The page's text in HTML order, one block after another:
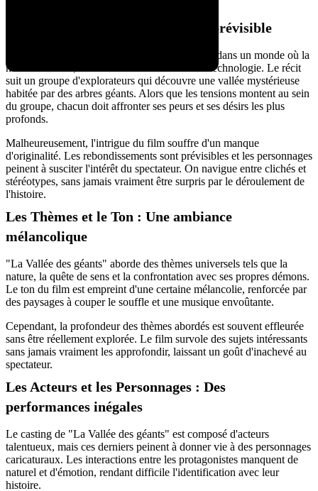
L'Intrigue : Un récit simple mais prévisible
Le film "La Vallée des géants" nous transporte dans un monde où la
nature est reine, loin de l'urbanisation et de la technologie. Le récit
suit un groupe d'explorateurs qui découvre une vallée mystérieuse
habitée par des arbres géants. Alors que les tensions montent au sein
du groupe, chacun doit affronter ses peurs et ses désirs les plus
profonds.
Malheureusement, l'intrigue du film souffre d'un manque
d'originalité. Les rebondissements sont prévisibles et les personnages
peinent à susciter l'intérêt du spectateur. On navigue entre clichés et
stéréotypes, sans jamais vraiment être surpris par le déroulement de
l'histoire.
Les Thèmes et le Ton : Une ambiance
mélancolique
"La Vallée des géants" aborde des thèmes universels tels que la
nature, la quête de sens et la confrontation avec ses propres démons.
Le ton du film est empreint d'une certaine mélancolie, renforcée par
des paysages à couper le souffle et une musique envoûtante.
Cependant, la profondeur des thèmes abordés est souvent effleurée
sans être réellement explorée. Le film survole des sujets intéressants
sans jamais vraiment les approfondir, laissant un goût d'inachevé au
spectateur.
Les Acteurs et les Personnages : Des
performances inégales
Le casting de "La Vallée des géants" est composé d'acteurs
talentueux, mais ces derniers peinent à donner vie à des personnages
caricaturaux. Les interactions entre les protagonistes manquent de
naturel et d'émotion, rendant difficile l'identification avec leur
histoire.